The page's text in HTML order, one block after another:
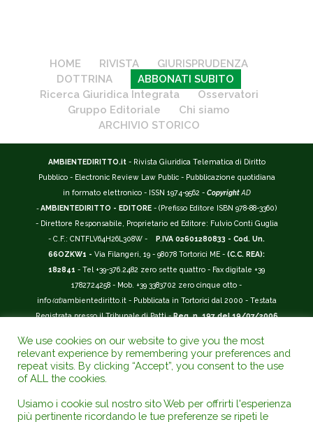
HOME RIVISTA
GIURISPRUDENZA
DOTTRINA
ABBONATI SUBITO
Ricerca Giuridica Integrata
Osservatori
Gruppo Editoriale
Chi siamo
ARCHIVIO STORICO
AMBIENTEDIRITTO.it - Rivista Giuridica Telematica di Diritto
Pubblico - Electronic Review Law Public - Pubblicazione quotidiana
in formato elettronico - ISSN 1974-9562 - Copyright AD
-AMBIENTEDIRITTO - EDITORE - (Prefisso Editore ISBN 978-88-3360)
- Direttore Responsabile, Proprietario ed Editore: Fulvio Conti Guglia
- C.F.: CNTFLV64H26L308W -
P.IVA 02601280833 - Cod. Un.
66OZKW1 - Via Filangeri, 19 - 98078 Tortorici ME - (C.C. REA):
182841 - Tel +39-376.2482 zero sette quattro - Fax digitale +39
1782724258 - Mob. +39 3383702 zero cinque otto -
info(at)ambientediritto.it - Pubblicata in Tortorici dal 2000 - Testata
Registrata presso il Tribunale di Patti -Reg. n. 197 del 19/07/2006
__________
La Rivista Giuridica AMBIENTEDIRITTO.IT ISSN 1974-9562
riconosciuta ed inserita nell'Area 12 - (
Universitario e della Ricerca (D.P.R. n.76/2010). Valutazione della Qualità della
We use cookies on our website to give you the most
relevant experience by remembering your preferences and
repeat visits. By clicking “Accept”, you consent to the use
of ALL the cookies.
Usiamo i cookie sul nostro sito Web per offrirti l'esperienza
più pertinente ricordando le tue preferenze se ripeti le